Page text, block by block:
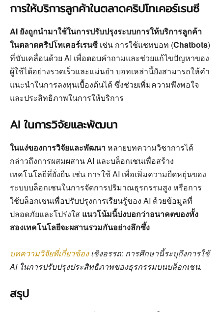
การให้บริการลูกค้าในตลาดคริปโทเคอร์เรนซี
AI ยังถูกนำมาใช้ในการปรับปรุงระบบการให้บริการลูกค้า
ในตลาดคริปโทเคอร์เรนซี เช่น การใช้แชทบอท (Chatbots)
ที่ขับเคลื่อนด้วย AI เพื่อตอบคำถามและช่วยแก้ไขปัญหาของ
ผู้ใช้ได้อย่างรวดเร็วและแม่นยำ บอทเหล่านี้ยังสามารถให้คำ
แนะนำในการลงทุนเบื้องต้นได้ ซึ่งช่วยเพิ่มความพึงพอใจ
และประสิทธิภาพในการให้บริการ
AI ในการวิจัยและพัฒนา
ในแง่ของการวิจัยและพัฒนาหลายบทความวิชาการได้
กล่าวถึงการผสมผสาน AI และบล็อกเชนเพื่อสร้าง
เทคโนโลยีที่ยั่งยืน เช่น การใช้ AI เพื่อเพิ่มความยืดหยุ่นของ
ระบบบล็อกเชนในการจัดการปริมาณธุรกรรมสูง หรือการ
ใช้บล็อกเชนเพื่อปรับปรุงการเรียนรู้ของ AI ด้วยข้อมูลที่
ปลอดภัยและโปร่งใส แนวโน้มนี้บ่งบอกว่าอนาคตของทั้ง
สองเทคโนโลยีจะผสานรวมกันอย่างลึกซึ้ง
บทความวิจัยที่เกี่ยวข้องเชิงอรรถ: การศึกษานี้ระบุถึงการใช้
AI ในการปรับปรุงประสิทธิภาพของธุรกรรมบนบล็อกเชน.
สรุป